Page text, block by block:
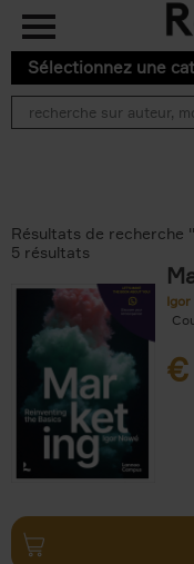
Aller au contenu
Sélectionnez une
Résultats de recherche ''
5 résultats
Igor
€